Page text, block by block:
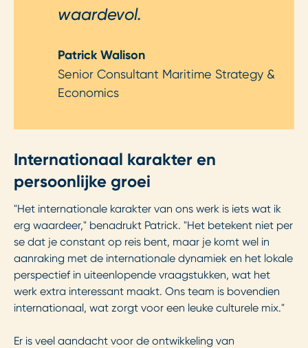
waardevol.
Patrick Walison
Senior Consultant Maritime Strategy &
Economics
Internationaal karakter en
persoonlijke groei
"Het internationale karakter van ons werk is iets wat ik
erg waardeer," benadrukt Patrick. "Het betekent niet per
se dat je constant op reis bent, maar je komt wel in
aanraking met de internationale dynamiek en het lokale
perspectief in uiteenlopende vraagstukken, wat het
werk extra interessant maakt. Ons team is bovendien
internationaal, wat zorgt voor een leuke culturele mix."
Er is veel aandacht voor de ontwikkeling van